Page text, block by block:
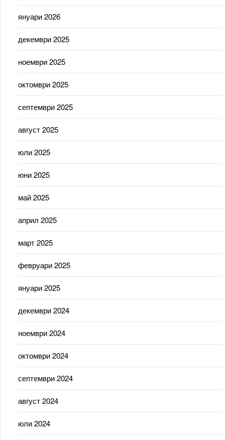
януари 2026
декември 2025
ноември 2025
октомври 2025
септември 2025
август 2025
юли 2025
юни 2025
май 2025
април 2025
март 2025
февруари 2025
януари 2025
декември 2024
ноември 2024
октомври 2024
септември 2024
август 2024
юли 2024